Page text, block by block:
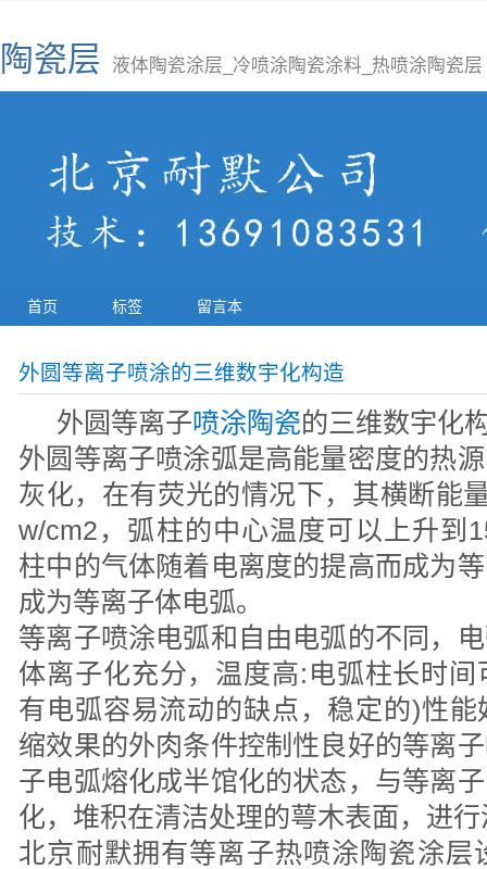
陶瓷层 液体陶瓷涂层_冷喷涂陶瓷涂料_热喷涂陶瓷层
首页 标签 留言本
外圆等离子喷涂的三维数宇化构造
外圆等离子喷涂陶瓷的三维数宇化
外圆等离子喷涂弧是高能量密度的热
灰化，在有荧光的情况下，其横断能
w/cm2，弧柱的中心温度可以上升到
柱中的气体随着电离度的提高而成为
成为等离子体电弧。
等离子喷涂电弧和自由电弧的不同，
体离子化充分，温度高:电弧柱长时
有电弧容易流动的缺点，稳定的)性
缩效果的外肉条件控制性良好的等离
子电弧熔化成半馆化的状态，与等离
化，堆积在清洁处理的萼木表面，进
北京耐默拥有等离子热喷涂陶瓷涂层